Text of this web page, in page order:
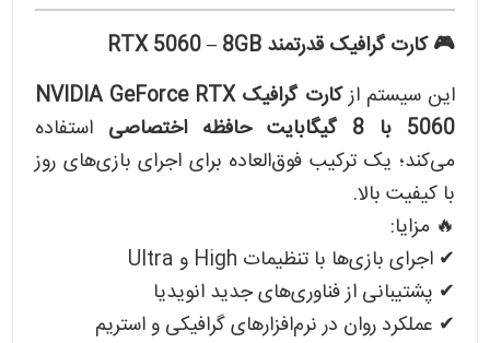
🎮 کارت گرافیک قدرتمند RTX 5060 – 8GB
این سیستم از
کارت گرافیک NVIDIA GeForce RTX
5060 با 8 گیگابایت حافظه اختصاصی
استفاده
می‌کند؛ یک ترکیب فوق‌العاده برای اجرای بازی‌های روز
با کیفیت بالا.
🔥 مزایا:
✔ اجرای بازی‌ها با تنظیمات High و Ultra
✔ پشتیبانی از فناوری‌های جدید انویدیا
✔ عملکرد روان در نرم‌افزارهای گرافیکی و استریم